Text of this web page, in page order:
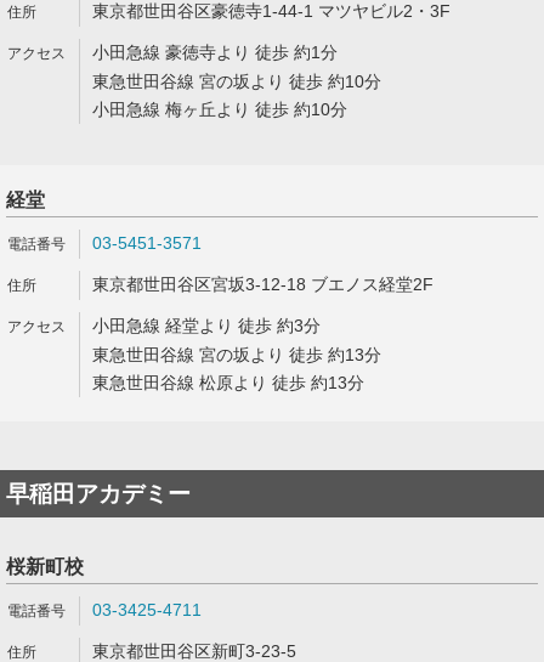
東京都世田谷区豪徳寺1-44-1 マツヤビル2・3F
小田急線 豪徳寺より 徒歩 約1分
東急世田谷線 宮の坂より 徒歩 約10分
小田急線 梅ヶ丘より 徒歩 約10分
経堂
03-5451-3571
東京都世田谷区宮坂3-12-18 ブエノス経堂2F
小田急線 経堂より 徒歩 約3分
東急世田谷線 宮の坂より 徒歩 約13分
東急世田谷線 松原より 徒歩 約13分
早稲田アカデミー
桜新町校
03-3425-4711
東京都世田谷区新町3-23-5